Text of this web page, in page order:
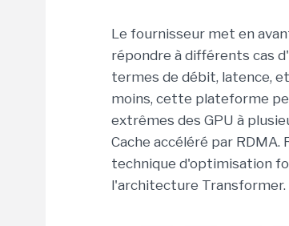
Le fournisseur met en
répondre à différents cas
termes de débit, latence,
moins, cette plateforme
extrêmes des GPU à
Cache accéléré par RDMA.
technique d'optimisation
l'architecture Transformer.